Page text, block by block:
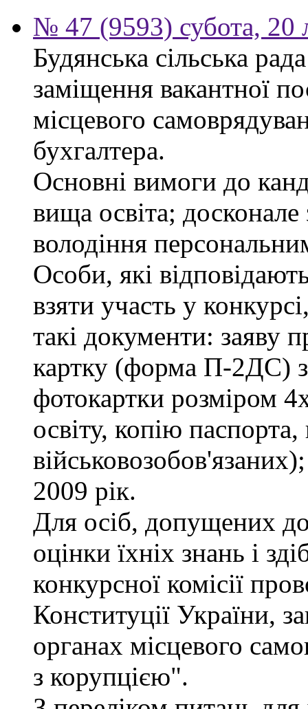
№ 47 (9593) субота, 20
Будянська сільська
заміщення вакантної
місцевого
бухгалтера.
Основні вимоги до
вища освіта;
володіння
Особи, які
взяти участь у
такі документи: заяву
картку (форма П-2ДС) з
фотокартки розміром
освіту, копію
2009 рік.
Для осіб, допущених
оцінки їхніх знань і
конкурсної комісії
Конституції України,
органах місцевого
з корупцією".